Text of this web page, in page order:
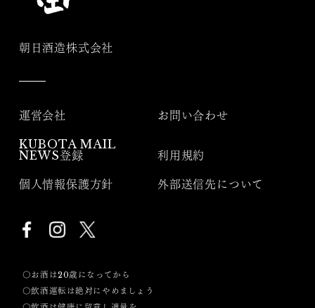
朝日酒造株式会社
運営会社 お問い合わせ
KUBOTA MAIL
NEWS登録
利用規約
個人情報保護方針 外部送信先について
〇お酒は20歳になってから
〇飲酒運転は絶対にやめましょう